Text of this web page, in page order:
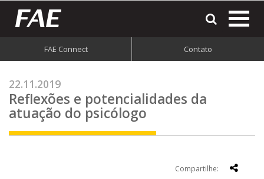
FAE Connect Contato
22.11.2019
Reflexões e potencialidades da
atuação do psicólogo
Compartilhe: